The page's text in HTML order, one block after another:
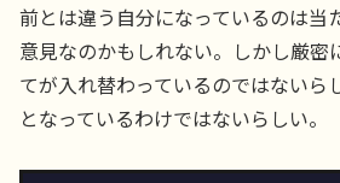
前とは違う自分になっているのは当
意見なのかもしれない。しかし厳密
てが入れ替わっているのではないら
となっているわけではないらしい。